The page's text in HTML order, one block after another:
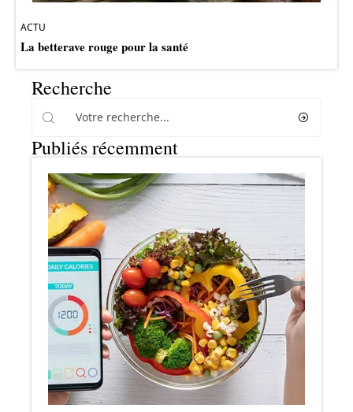
ACTU
La betterave rouge pour la santé
Recherche
Publiés récemment